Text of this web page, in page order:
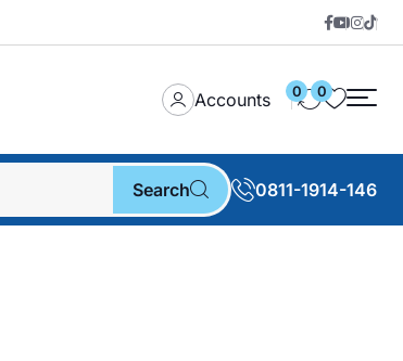
Accounts 0 0
Search 0811-1914-146